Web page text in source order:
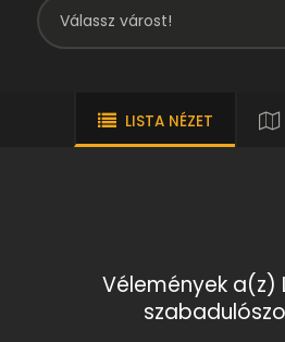
LISTA NÉZET
Vélemények a(z)